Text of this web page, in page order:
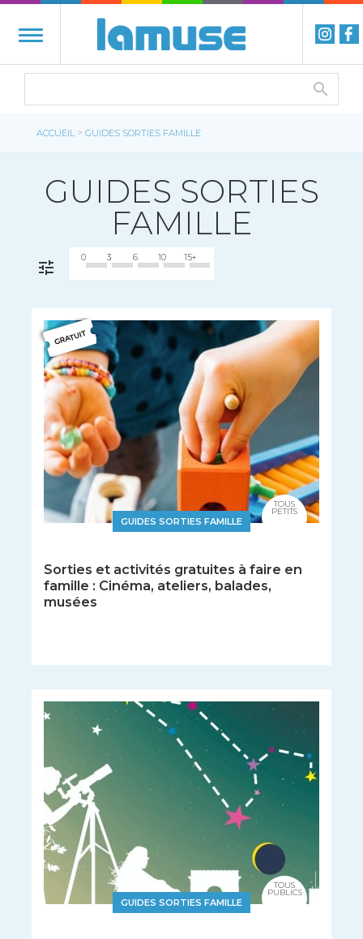
ACCUEIL > GUIDES SORTIES FAMILLE
GUIDES SORTIES
FAMILLE
0 3 6 10 15+
GUIDES SORTIES FAMILLE
Sorties et activités gratuites à faire en
famille : Cinéma, ateliers, balades,
musées
TOUS
PETITS
GUIDES SORTIES FAMILLE
TOUS
PUBLICS